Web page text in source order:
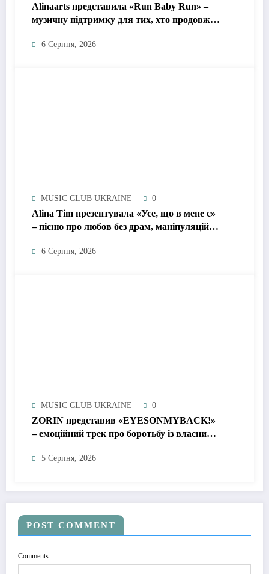
Alinaarts представила «Run Baby Run» –
музичну підтримку для тих, хто продовжує
жити попри війну
6 Серпня, 2026
MUSIC CLUB UKRAINE 0
Alina Tim презентувала «Усе, що в мене є»
– пісню про любов без драм, маніпуляцій і
зайвих ігор
6 Серпня, 2026
MUSIC CLUB UKRAINE 0
ZORIN представив «EYESONMYBACK!»
– емоційний трек про боротьбу із власними
думками
5 Серпня, 2026
POST COMMENT
Comments